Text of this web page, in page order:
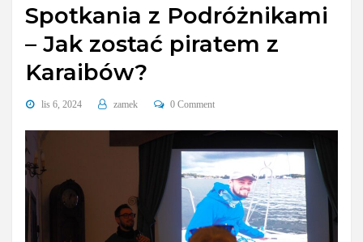
Spotkania z Podróżnikami
– Jak zostać piratem z
Karaibów?
lis 6, 2024 zamek 0 Comment